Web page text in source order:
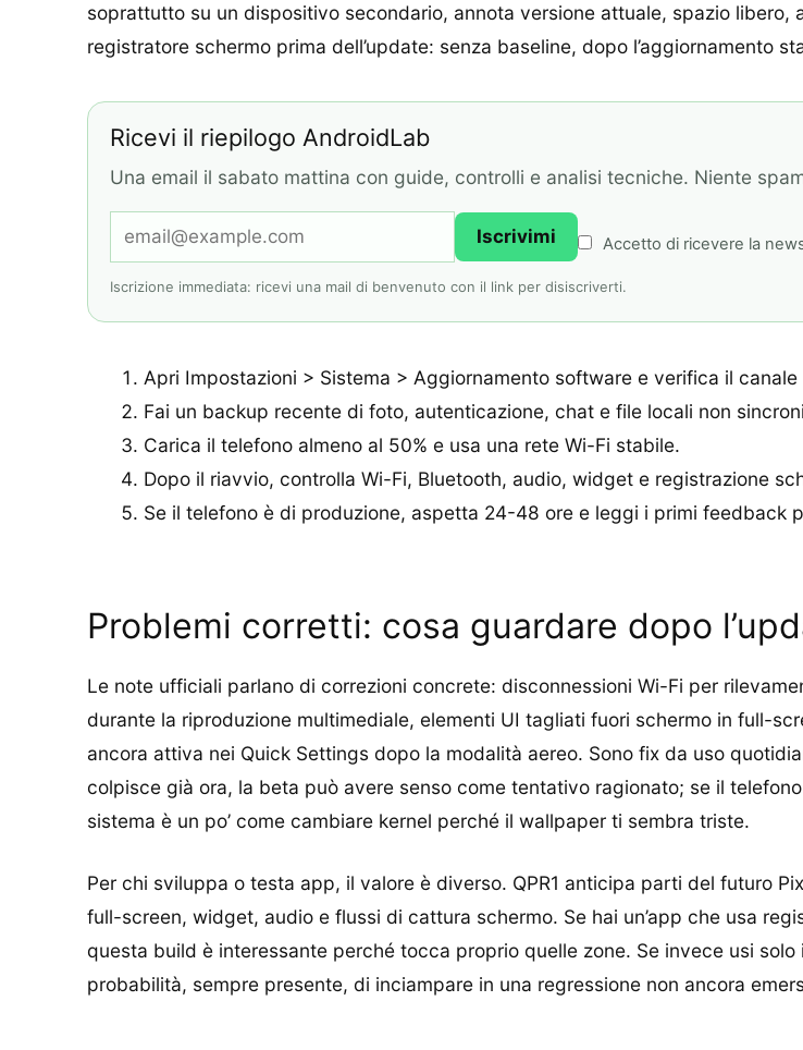
soprattutto su un dispositivo secondario, annota versione attuale, spazio
registratore schermo prima dell’update: senza baseline, dopo l’aggiornamento
Ricevi il riepilogo AndroidLab
Una email il sabato mattina con guide, controlli e analisi tecniche. Niente
Iscrivimi Accetto di ricevere la
Iscrizione immediata: ricevi una mail di benvenuto con il link per disiscriverti.
Apri Impostazioni > Sistema > Aggiornamento software e verifica il
Fai un backup recente di foto, autenticazione, chat e file locali non
Carica il telefono almeno al 50% e usa una rete Wi-Fi stabile.
Dopo il riavvio, controlla Wi-Fi, Bluetooth, audio, widget e registrazione
Se il telefono è di produzione, aspetta 24-48 ore e leggi i primi feedback
Problemi corretti: cosa guardare dopo
Le note ufficiali parlano di correzioni concrete: disconnessioni Wi-Fi per
durante la riproduzione multimediale, elementi UI tagliati fuori schermo in full-
ancora attiva nei Quick Settings dopo la modalità aereo. Sono fix da uso
colpisce già ora, la beta può avere senso come tentativo ragionato; se il
sistema è un po’ come cambiare kernel perché il wallpaper ti sembra triste.
Per chi sviluppa o testa app, il valore è diverso. QPR1 anticipa parti del futuro
full-screen, widget, audio e flussi di cattura schermo. Se hai un’app che usa
questa build è interessante perché tocca proprio quelle zone. Se invece usi
probabilità, sempre presente, di inciampare in una regressione non ancora